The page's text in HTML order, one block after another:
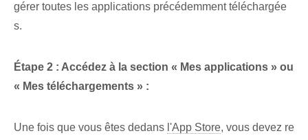
gérer toutes les applications précédemment téléchargée
s.
Étape 2 : Accédez à la section « Mes applications » ou
« Mes téléchargements » :
Une fois⁢ que vous êtes dedans l'App Store, vous devez ⁣re